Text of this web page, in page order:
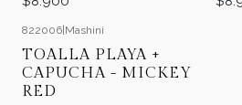
822006 Mashini
TOALLA PLAYA +
CAPUCHA - MICKEY
RED